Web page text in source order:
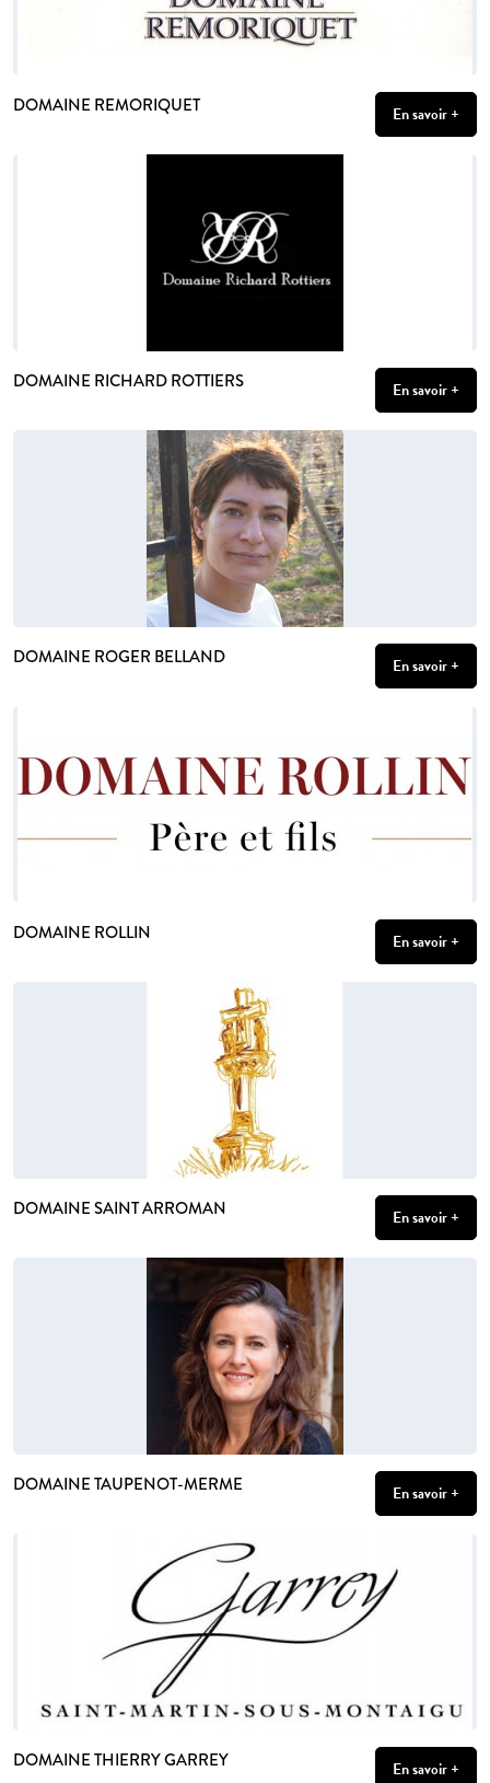
DOMAINE REMORIQUET En savoir +
DOMAINE RICHARD ROTTIERS En savoir +
DOMAINE ROGER BELLAND En savoir +
DOMAINE ROLLIN En savoir +
DOMAINE SAINT ARROMAN En savoir +
DOMAINE TAUPENOT-MERME En savoir +
DOMAINE THIERRY GARREY En savoir +